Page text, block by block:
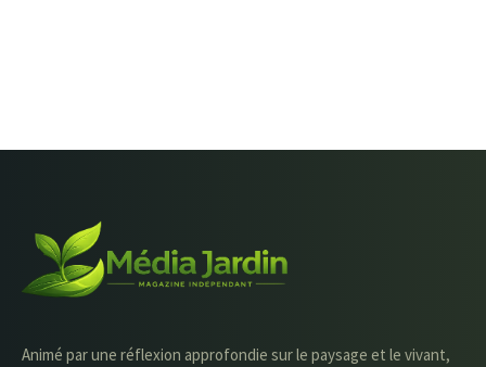
Animé par une réflexion approfondie sur le paysage et le vivant,